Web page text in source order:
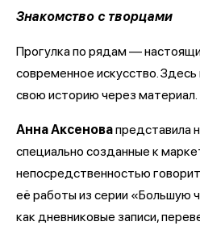
Знакомство с творцами
Прогулка по рядам —
современное искусство.
свою историю через материал.
Анна Аксеновапредставила
специально созданные к
непосредственностью
её работы из серии «Большую
как дневниковые записи,